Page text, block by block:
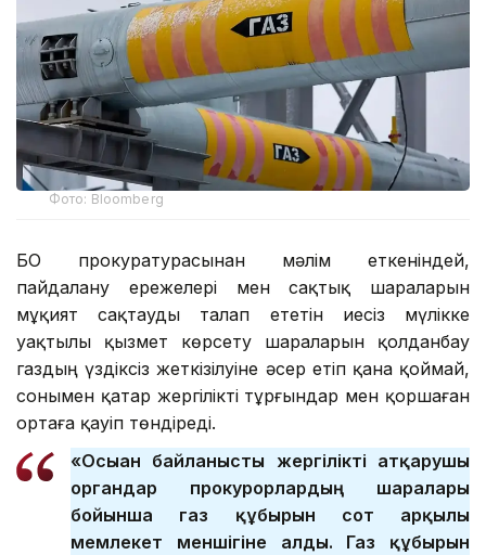
Фото: Bloomberg
БҚО прокуратурасынан мәлім еткеніндей,
пайдалану ережелері мен сақтық шараларын
мұқият сақтауды талап ететін иесіз мүлікке
уақтылы қызмет көрсету шараларын қолданбау
газдың үздіксіз жеткізілуіне әсер етіп қана қоймай,
сонымен қатар жергілікті тұрғындар мен қоршаған
ортаға қауіп төндіреді.
«Осыған байланысты жергілікті атқарушы
органдар прокурорлардың шаралары
бойынша газ құбырын сот арқылы
мемлекет меншігіне алды. Газ құбырын